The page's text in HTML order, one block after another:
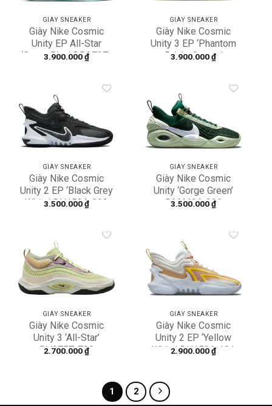
GIÀY SNEAKER
Giày Nike Cosmic
Unity EP All-Star
‘Green Blue’ DD2737-
3.900.000₫
GIÀY SNEAKER
Giày Nike Cosmic
Unity 3 EP ‘Phantom
Bright Cactus’
3.900.000₫
wishlist
GIÀY SNEAKER
Giày Nike Cosmic
Unity 2 EP ‘Black Grey
White’ DH1536-003
3.500.000₫
wishlist
GIÀY SNEAKER
Giày Nike Cosmic
Unity ‘Gorge Green’
DM4426-300
3.500.000₫
wishlist
GIÀY SNEAKER
Giày Nike Cosmic
Unity 3 ‘All-Star’
DV2757-700
2.700.000₫
wishlist
GIÀY SNEAKER
Giày Nike Cosmic
Unity 2 EP ‘Yellow
White’ DH1536-101
2.900.000₫
1 2